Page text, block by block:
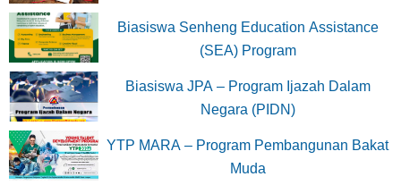
Biasiswa Senheng Education Assistance
(SEA) Program
Biasiswa JPA – Program Ijazah Dalam
Negara (PIDN)
YTP MARA – Program Pembangunan Bakat
Muda